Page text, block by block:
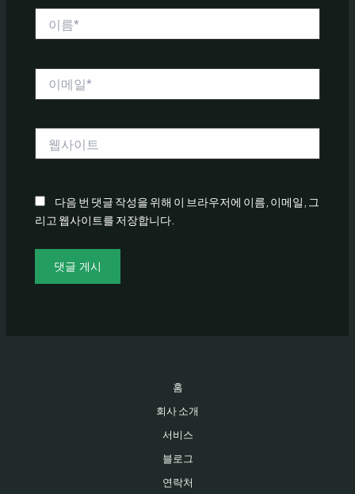
다음 번 댓글 작성을 위해 이 브라우저에 이름, 이메일, 그
리고 웹사이트를 저장합니다.
홈
회사 소개
서비스
블로그
연락처